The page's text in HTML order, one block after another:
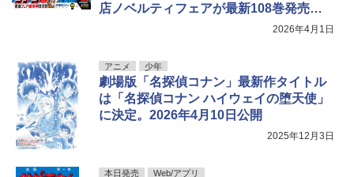
店ノベルティフェアが最新108巻発売日
2026年4月1日
アニメ 少年
劇場版「名探偵コナン」最新作タイトル
は「名探偵コナン ハイウェイの堕天使」
に決定。2026年4月10日公開
2025年12月3日
本日発売 Web/アプリ